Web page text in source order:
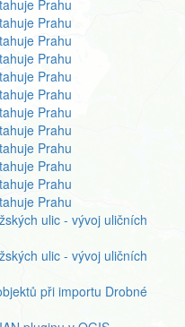
Prahu
Prahu
Prahu
Prahu
Prahu
Prahu
Prahu
Prahu
Prahu
Prahu
Prahu
Prahu
ulic - vývoj uličních
ulic - vývoj uličních
při importu Drobné